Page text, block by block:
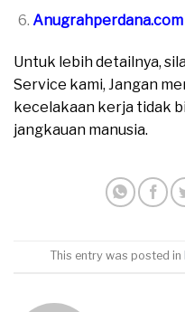
Anugrahperdana.com
Untuk lebih detailnya,
Service kami, Jangan
kecelakaan kerja tidak
jangkauan manusia.
This entry was posted in